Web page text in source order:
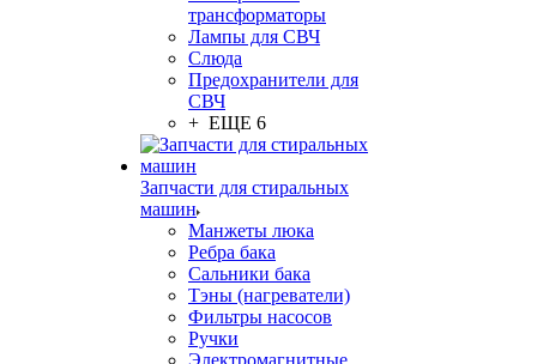
трансформаторы
Лампы для СВЧ
Слюда
Предохранители для
СВЧ
+ ЕЩЕ 6
Запчасти для стиральных
машин
Манжеты люка
Ребра бака
Сальники бака
Тэны (нагреватели)
Фильтры насосов
Ручки
Электромагнитные